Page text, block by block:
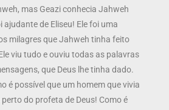
mas Geazi conhecia Jahweh
ajudante de Eliseu! Ele foi uma
milagres que Jahweh tinha feito
viu tudo e ouviu todas as palavras
que Deus lhe tinha dado.
é possível que um homem que vivia
do profeta de Deus! Como é